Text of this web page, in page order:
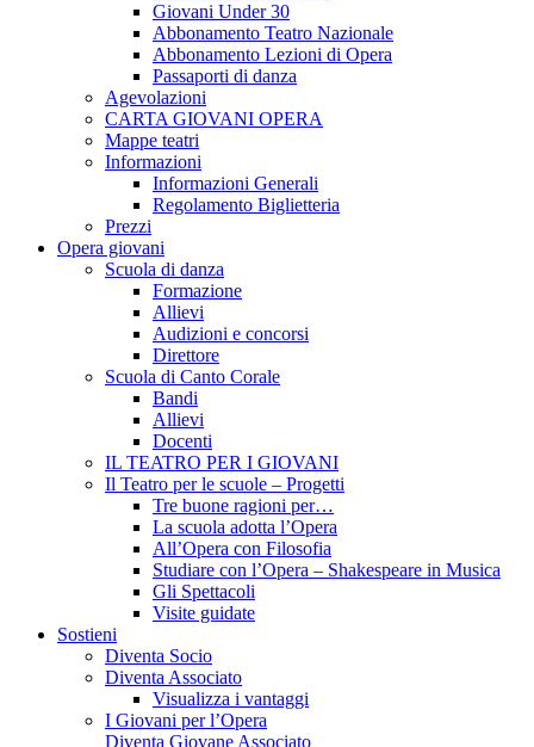
Giovani Under 30
Abbonamento Teatro Nazionale
Abbonamento Lezioni di Opera
Passaporti di danza
Agevolazioni
CARTA GIOVANI OPERA
Mappe teatri
Informazioni
Informazioni Generali
Regolamento Biglietteria
Prezzi
Opera giovani
Scuola di danza
Formazione
Allievi
Audizioni e concorsi
Direttore
Scuola di Canto Corale
Bandi
Allievi
Docenti
IL TEATRO PER I GIOVANI
Il Teatro per le scuole – Progetti
Tre buone ragioni per…
La scuola adotta l’Opera
All’Opera con Filosofia
Studiare con l’Opera – Shakespeare in Musica
Gli Spettacoli
Visite guidate
Sostieni
Diventa Socio
Diventa Associato
Visualizza i vantaggi
I Giovani per l’Opera
Diventa Giovane Associato